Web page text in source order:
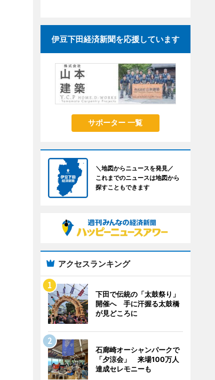
伊豆下田経済新聞を応援しています
サポーター 一覧
＼地図からニュースを発見／
これまでのニュースは地図から
探すこともできます
アクセスランキング
下田で伝統の「太鼓祭り」
開催へ 手に汗握る太鼓橋
が見どころに
石廊崎オーシャンパークで
「夕涼会」 来場100万人
達成セレモニーも